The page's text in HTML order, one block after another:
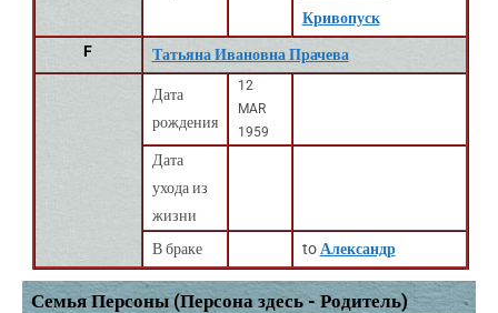
Кривопуск
F
Татьяна Ивановна Прачева
Дата
рождения
12
MAR
1959
Дата
ухода из
жизни
В браке
to Александр
Семья Персоны (Персона здесь - Родитель)